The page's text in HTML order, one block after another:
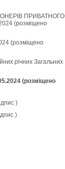
ПРИВАТНОГО
(розміщено
(розміщено
річних Загальних
(розміщено
)
)